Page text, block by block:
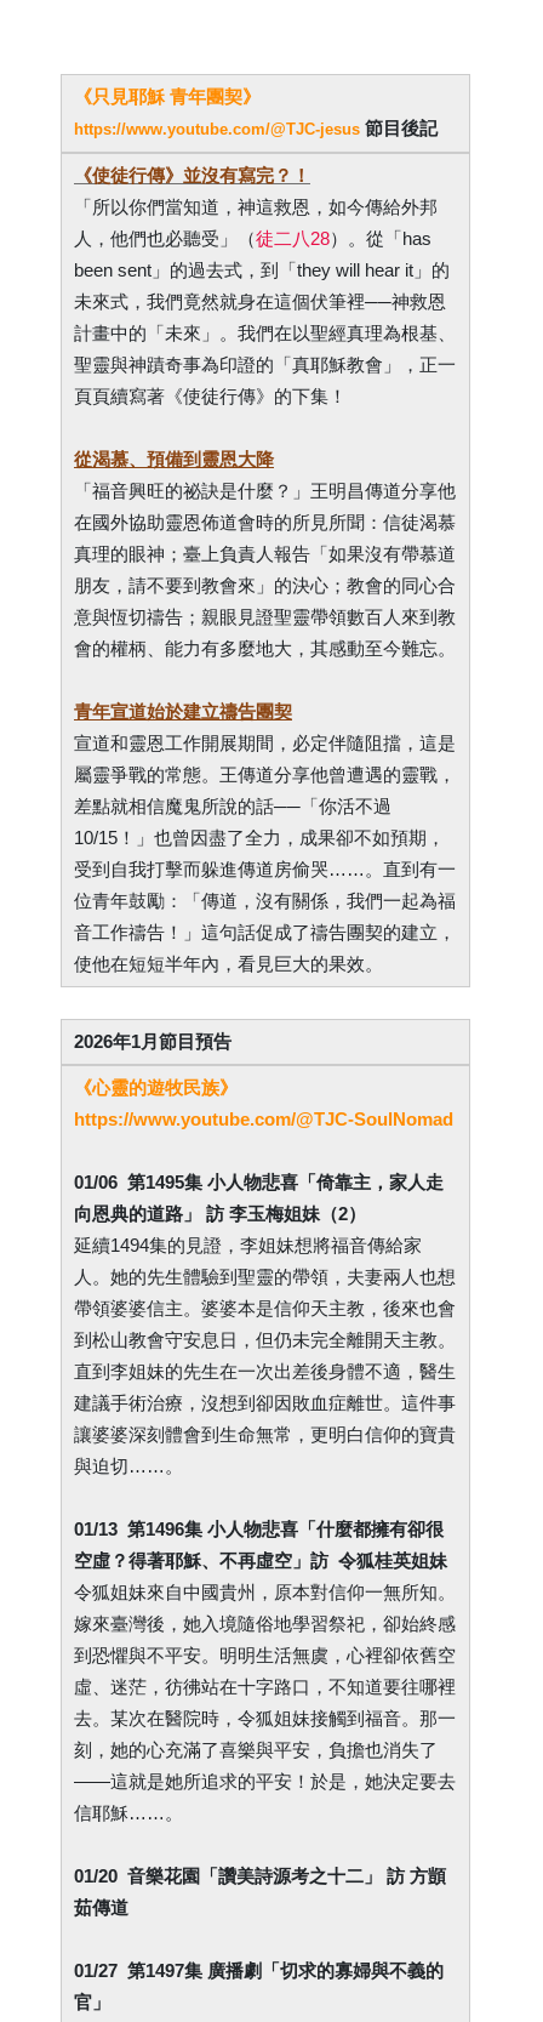
《只見耶穌 青年團契》
https://www.youtube.com/@TJC-jesus 節目後記
《使徒行傳》並沒有寫完？！
「所以你們當知道，神這救恩，如今傳給外邦
人，他們也必聽受」（徒二八28）。從「has
been sent」的過去式，到「they will hear it」的
未來式，我們竟然就身在這個伏筆裡──神救恩
計畫中的「未來」。我們在以聖經真理為根基、
聖靈與神蹟奇事為印證的「真耶穌教會」，正一
頁頁續寫著《使徒行傳》的下集！
從渴慕、預備到靈恩大降
「福音興旺的祕訣是什麼？」王明昌傳道分享他
在國外協助靈恩佈道會時的所見所聞：信徒渴慕
真理的眼神；臺上負責人報告「如果沒有帶慕道
朋友，請不要到教會來」的決心；教會的同心合
意與恆切禱告；親眼見證聖靈帶領數百人來到教
會的權柄、能力有多麼地大，其感動至今難忘。
青年宣道始於建立禱告團契
宣道和靈恩工作開展期間，必定伴隨阻擋，這是
屬靈爭戰的常態。王傳道分享他曾遭遇的靈戰，
差點就相信魔鬼所說的話──「你活不過
10/15！」也曾因盡了全力，成果卻不如預期，
受到自我打擊而躲進傳道房偷哭……。直到有一
位青年鼓勵：「傳道，沒有關係，我們一起為福
音工作禱告！」這句話促成了禱告團契的建立，
使他在短短半年內，看見巨大的果效。
2026年1月節目預告
《心靈的遊牧民族》
https://www.youtube.com/@TJC-SoulNomad
01/06 第1495集 小人物悲喜「倚靠主，家人走
向恩典的道路」 訪 李玉梅姐妹（2）
延續1494集的見證，李姐妹想將福音傳給家
人。她的先生體驗到聖靈的帶領，夫妻兩人也想
帶領婆婆信主。婆婆本是信仰天主教，後來也會
到松山教會守安息日，但仍未完全離開天主教。
直到李姐妹的先生在一次出差後身體不適，醫生
建議手術治療，沒想到卻因敗血症離世。這件事
讓婆婆深刻體會到生命無常，更明白信仰的寶貴
與迫切……。
01/13 第1496集 小人物悲喜「什麼都擁有卻很
空虛？得著耶穌、不再虛空」訪 令狐桂英姐妹
令狐姐妹來自中國貴州，原本對信仰一無所知。
嫁來臺灣後，她入境隨俗地學習祭祀，卻始終感
到恐懼與不平安。明明生活無虞，心裡卻依舊空
虛、迷茫，彷彿站在十字路口，不知道要往哪裡
去。某次在醫院時，令狐姐妹接觸到福音。那一
刻，她的心充滿了喜樂與平安，負擔也消失了
——這就是她所追求的平安！於是，她決定要去
信耶穌……。
01/20 音樂花園「讚美詩源考之十二」 訪 方顗
茹傳道
01/27 第1497集 廣播劇「切求的寡婦與不義的
官」